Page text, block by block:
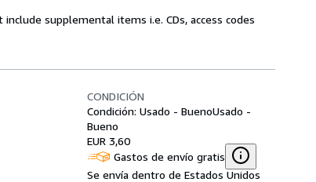
supplemental items i.e. CDs, access codes
CONDICIÓN
Condición: Usado - BuenoUsado -
Bueno
EUR 3,60
Gastos de envío gratis
Se envía dentro de Estados Unidos